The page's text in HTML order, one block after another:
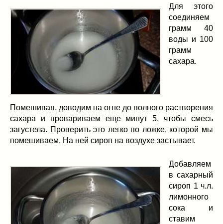
Для этого
соединяем
грамм 40
воды и 100
грамм
сахара.
Помешивая, доводим на огне до полного растворения
сахара и провариваем еще минут 5, чтобы смесь
загустела. Проверить это легко по ложке, которой мы
помешиваем. На ней сироп на воздухе застывает.
Добавляем
в сахарный
сироп 1 ч.л.
лимонного
сока и
ставим